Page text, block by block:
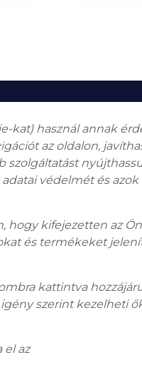
kat) használ annak
az oldalon,
szolgáltatást
védelmét és azok
hogy kifejezetten az
és termékeket
kattintva
szerint kezelheti
el az